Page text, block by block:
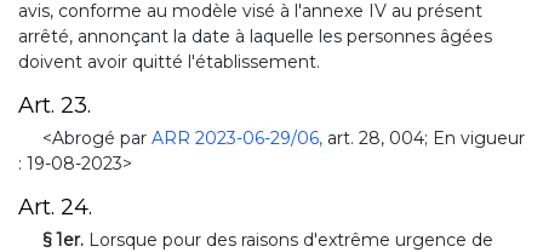
avis, conforme au modèle visé à l'annexe IV au présent
arrêté, annonçant la date à laquelle les personnes âgées
doivent avoir quitté l'établissement.
Art. 23.
<Abrogé par ARR 2023-06-29/06, art. 28, 004; En vigueur
: 19-08-2023>
Art. 24.
§ 1er. Lorsque pour des raisons d'extrême urgence de